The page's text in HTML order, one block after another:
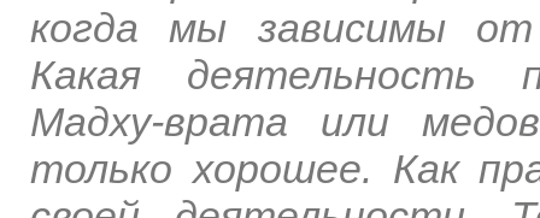
когда мы зависимы от
Какая деятельность
Мадху-врата или
только хорошее. Как